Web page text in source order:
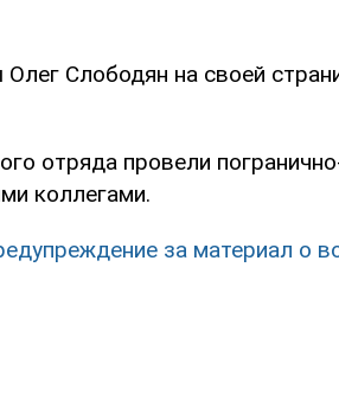
Слободян на своей
отряда провели
коллегами.
за материал о